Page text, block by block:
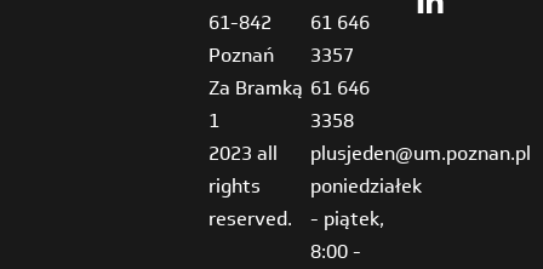
61-842
Poznań
Za Bramką
1
2023 all
rights
reserved.
61 646
3357
61 646
3358
plusjeden@um.poznan.pl
poniedziałek
- piątek,
8:00 -